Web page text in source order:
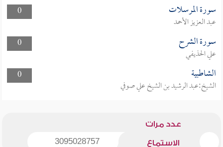
0
سورة المرسلات
عبد العزيز الأحمد
0
سورة الشرح
علي الحذيفي
0
الشاطبية
الشيخ:عبد الرشيد بن الشيخ علي صوفي
عدد مرات
الاستماع 3095028757